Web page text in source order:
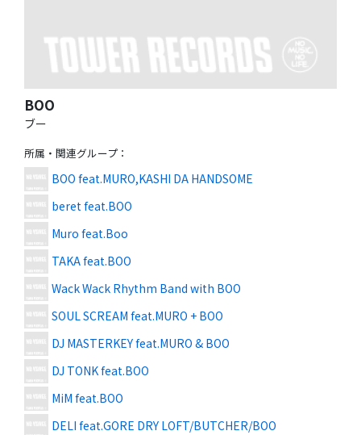
BOO
ブー
所属・関連グループ ：
BOO feat.MURO,KASHI DA HANDSOME
beret feat.BOO
Muro feat.Boo
TAKA feat.BOO
Wack Wack Rhythm Band with BOO
SOUL SCREAM feat.MURO + BOO
DJ MASTERKEY feat.MURO & BOO
DJ TONK feat.BOO
MiM feat.BOO
DELI feat.GORE DRY LOFT/BUTCHER/BOO